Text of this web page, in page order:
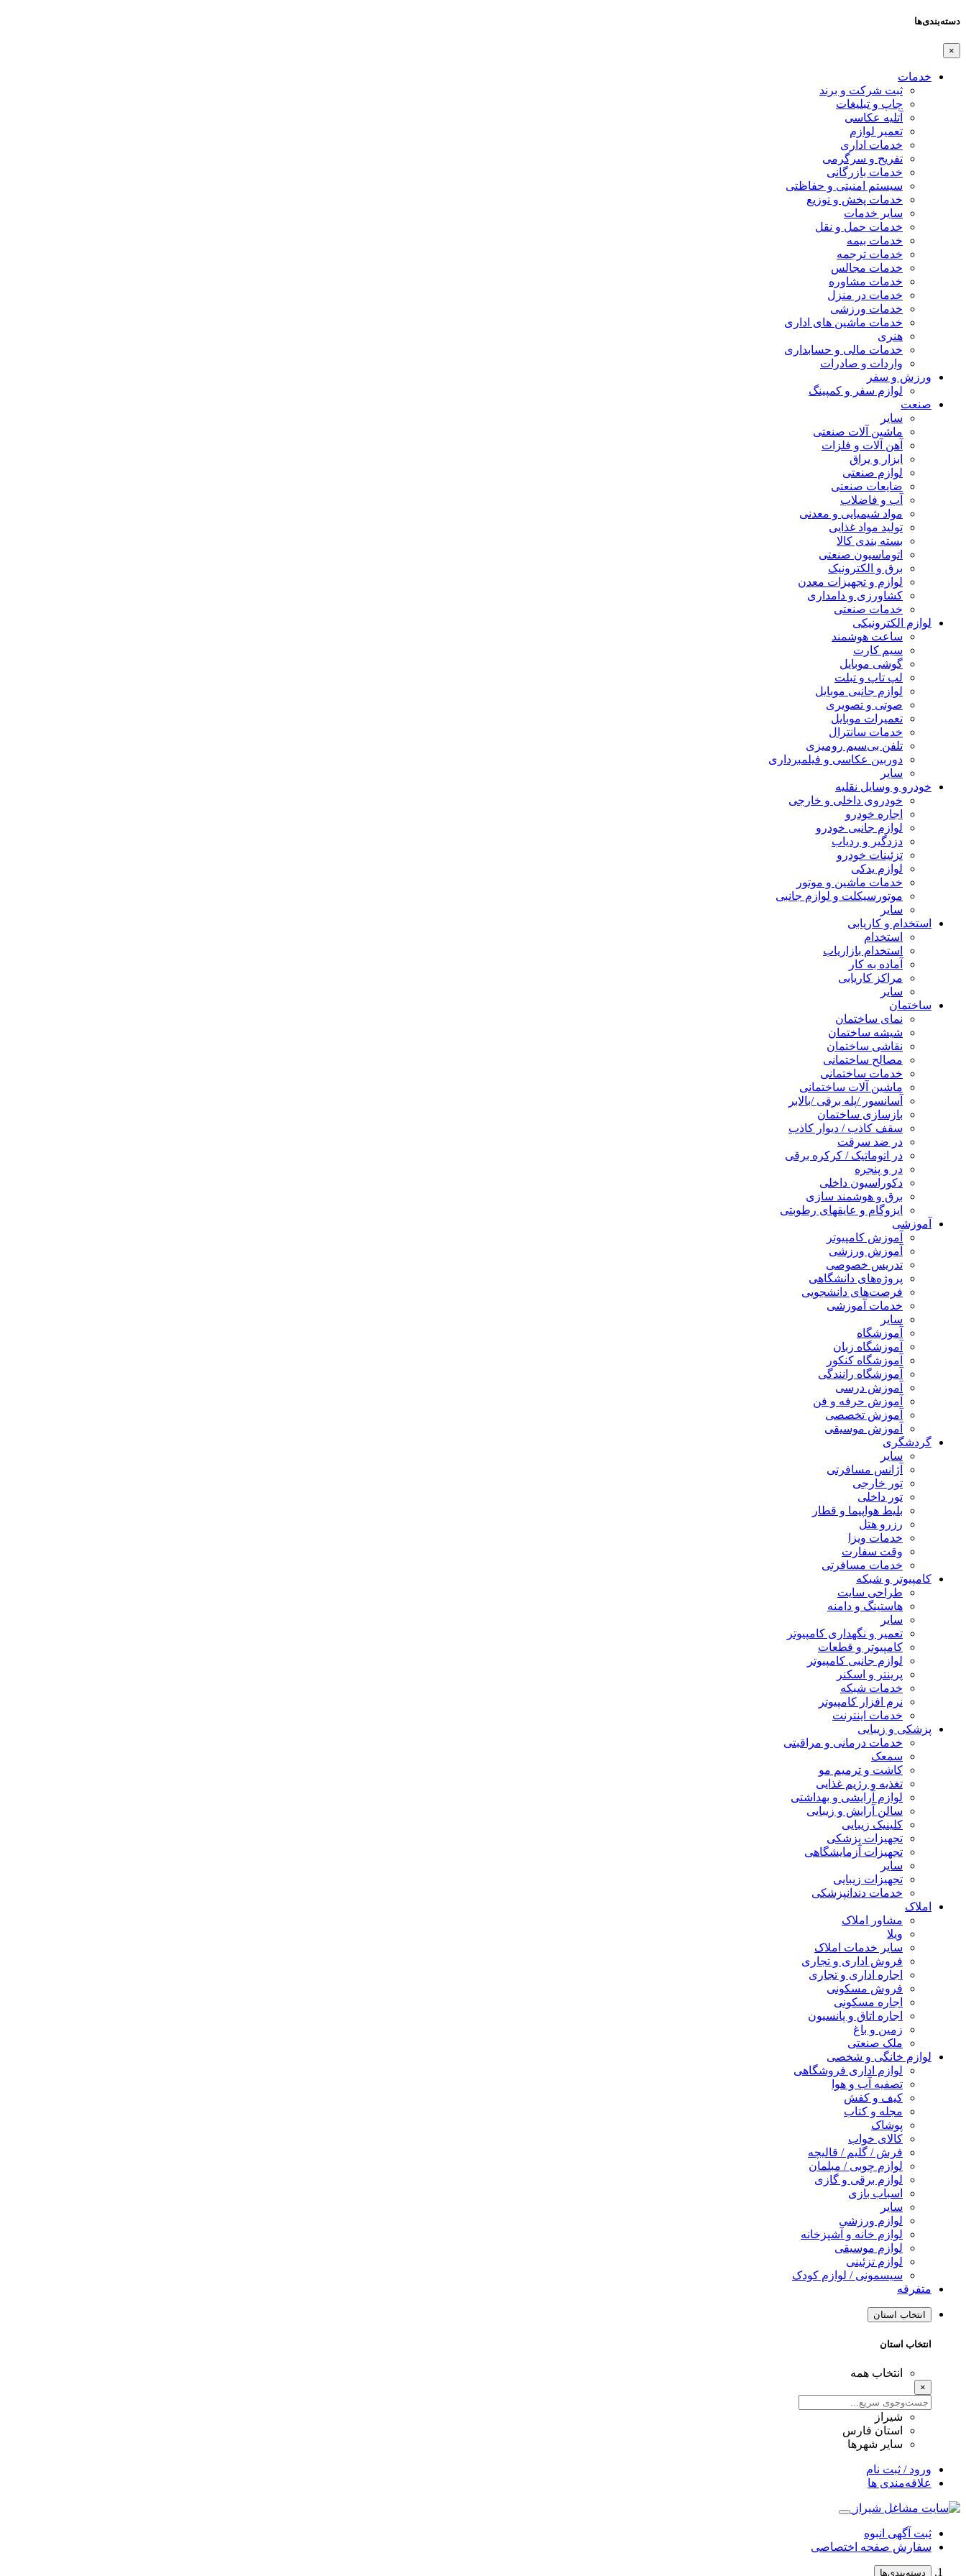
دسته‌بندی‌ها
×
خدمات
ثبت شرکت و برند
چاپ و تبلیغات
آتلیه عکاسی
تعمیر لوازم
خدمات اداری
تفریح و سرگرمی
خدمات بازرگانی
سیستم امنیتی و حفاظتی
خدمات پخش و توزیع
سایر خدمات
خدمات حمل و نقل
خدمات بیمه
خدمات ترجمه
خدمات مجالس
خدمات مشاوره
خدمات در منزل
خدمات ورزشی
خدمات ماشین های اداری
هنری
خدمات مالی و حسابداری
واردات و صادرات
ورزش و سفر
لوازم سفر و کمپینگ
صنعت
سایر
ماشین آلات صنعتی
آهن آلات و فلزات
ابزار و یراق
لوازم صنعتی
ضایعات صنعتی
آب و فاضلاب
مواد شیمیایی و معدنی
تولید مواد غذایی
بسته بندی کالا
اتوماسیون صنعتی
برق و الکترونیک
لوازم و تجهیزات معدن
کشاورزی و دامداری
خدمات صنعتی
لوازم الکترونیکی
ساعت هوشمند
سیم کارت
گوشی موبایل
لپ تاپ و تبلت
لوازم جانبی موبایل
صوتی و تصویری
تعمیرات موبایل
خدمات سانترال
تلفن بی‌سیم رومیزی
دوربین عکاسی و فیلمبرداری
سایر
خودرو و وسایل نقلیه
خودروی داخلی و خارجی
اجاره خودرو
لوازم جانبی خودرو
دزدگیر و ردیاب
تزئینات خودرو
لوازم یدکی
خدمات ماشین و موتور
موتورسیکلت و لوازم جانبی
سایر
استخدام و کاریابی
استخدام
استخدام بازاریاب
آماده به کار
مراکز کاریابی
سایر
ساختمان
نمای ساختمان
شیشه ساختمان
نقاشی ساختمان
مصالح ساختمانی
خدمات ساختمانی
ماشین آلات ساختمانی
آسانسور /پله برقی /بالابر
بازسازی ساختمان
سقف کاذب / دیوار کاذب
در ضد سرقت
در اتوماتیک / کرکره برقی
در و پنجره
دکوراسیون داخلی
برق و هوشمند سازی
ایزوگام و عایقهای رطوبتی
آموزشی
آموزش کامپیوتر
آموزش ورزشی
تدریس خصوصی
پروژه‌های دانشگاهی
فرصت‌های دانشجویی
خدمات آموزشی
سایر
آموزشگاه
آموزشگاه زبان
آموزشگاه کنکور
آموزشگاه رانندگی
آموزش درسی
آموزش حرفه و فن
آموزش تخصصی
آموزش موسیقی
گردشگری
سایر
آژانس مسافرتی
تور خارجی
تور داخلی
بلیط هواپیما و قطار
رزرو هتل
خدمات ویزا
وقت سفارت
خدمات مسافرتی
کامپیوتر و شبکه
طراحی سایت
هاستینگ و دامنه
سایر
تعمیر و نگهداری کامپیوتر
کامپیوتر و قطعات
لوازم جانبی کامپیوتر
پرینتر و اسکنر
خدمات شبکه
نرم افزار کامپیوتر
خدمات اینترنت
پزشکی و زیبایی
خدمات درمانی و مراقبتی
سمعک
کاشت و ترمیم مو
تغذیه و رژیم غذایی
لوازم آرایشی و بهداشتی
سالن آرایش و زیبایی
کلینیک زیبایی
تجهیزات پزشکی
تجهیزات آزمایشگاهی
سایر
تجهیزات زیبایی
خدمات دندانپزشکی
املاک
مشاور املاک
ویلا
سایر خدمات املاک
فروش اداری و تجاری
اجاره اداری و تجاری
فروش مسکونی
اجاره مسکونی
اجاره اتاق و پانسیون
زمین و باغ
ملک صنعتی
لوازم خانگی و شخصی
لوازم اداری فروشگاهی
تصفیه آب و هوا
کیف و کفش
مجله و کتاب
پوشاک
کالای خواب
فرش / گلیم / قالیچه
لوازم چوبی / مبلمان
لوازم برقی و گازی
اسباب بازی
سایر
لوازم ورزشی
لوازم خانه و آشپزخانه
لوازم موسیقی
لوازم تزئینی
سیسمونی / لوازم کودک
متفرقه
انتخاب استان
انتخاب استان
انتخاب همه
×
شیراز
استان فارس
سایر شهرها
ورود / ثبت نام
علاقه‌مندی ها
ثبت آگهی انبوه
سفارش صفحه اختصاصی
دسته‌بندی‌ها